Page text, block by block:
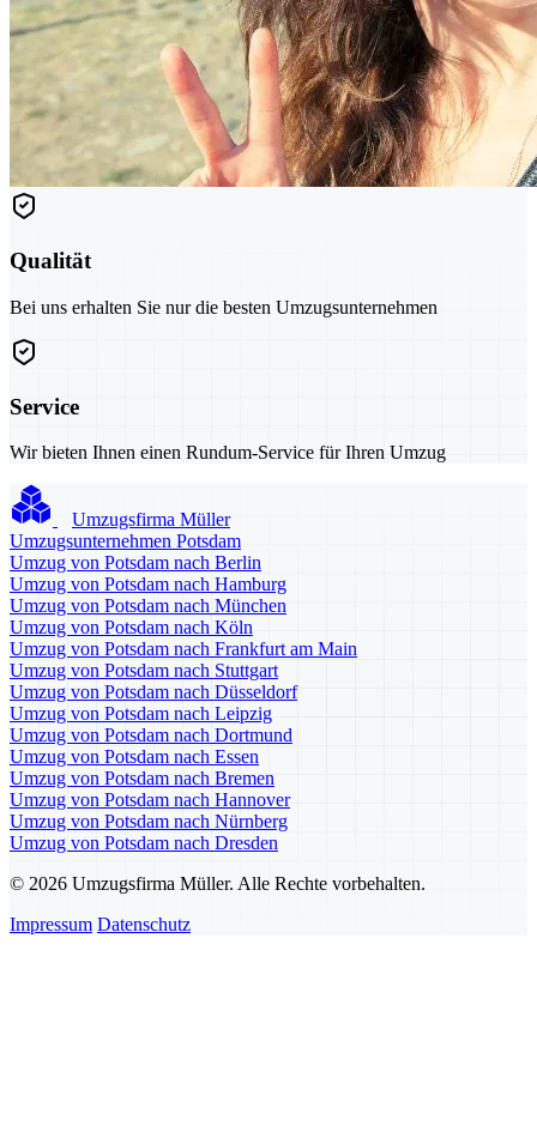
Qualität
Bei uns erhalten Sie nur die besten Umzugsunternehmen
Service
Wir bieten Ihnen einen Rundum-Service für Ihren Umzug
Umzugsfirma Müller
Umzugsunternehmen Potsdam
Umzug von Potsdam nach Berlin
Umzug von Potsdam nach Hamburg
Umzug von Potsdam nach München
Umzug von Potsdam nach Köln
Umzug von Potsdam nach Frankfurt am Main
Umzug von Potsdam nach Stuttgart
Umzug von Potsdam nach Düsseldorf
Umzug von Potsdam nach Leipzig
Umzug von Potsdam nach Dortmund
Umzug von Potsdam nach Essen
Umzug von Potsdam nach Bremen
Umzug von Potsdam nach Hannover
Umzug von Potsdam nach Nürnberg
Umzug von Potsdam nach Dresden
© 2026 Umzugsfirma Müller. Alle Rechte vorbehalten.
Impressum Datenschutz